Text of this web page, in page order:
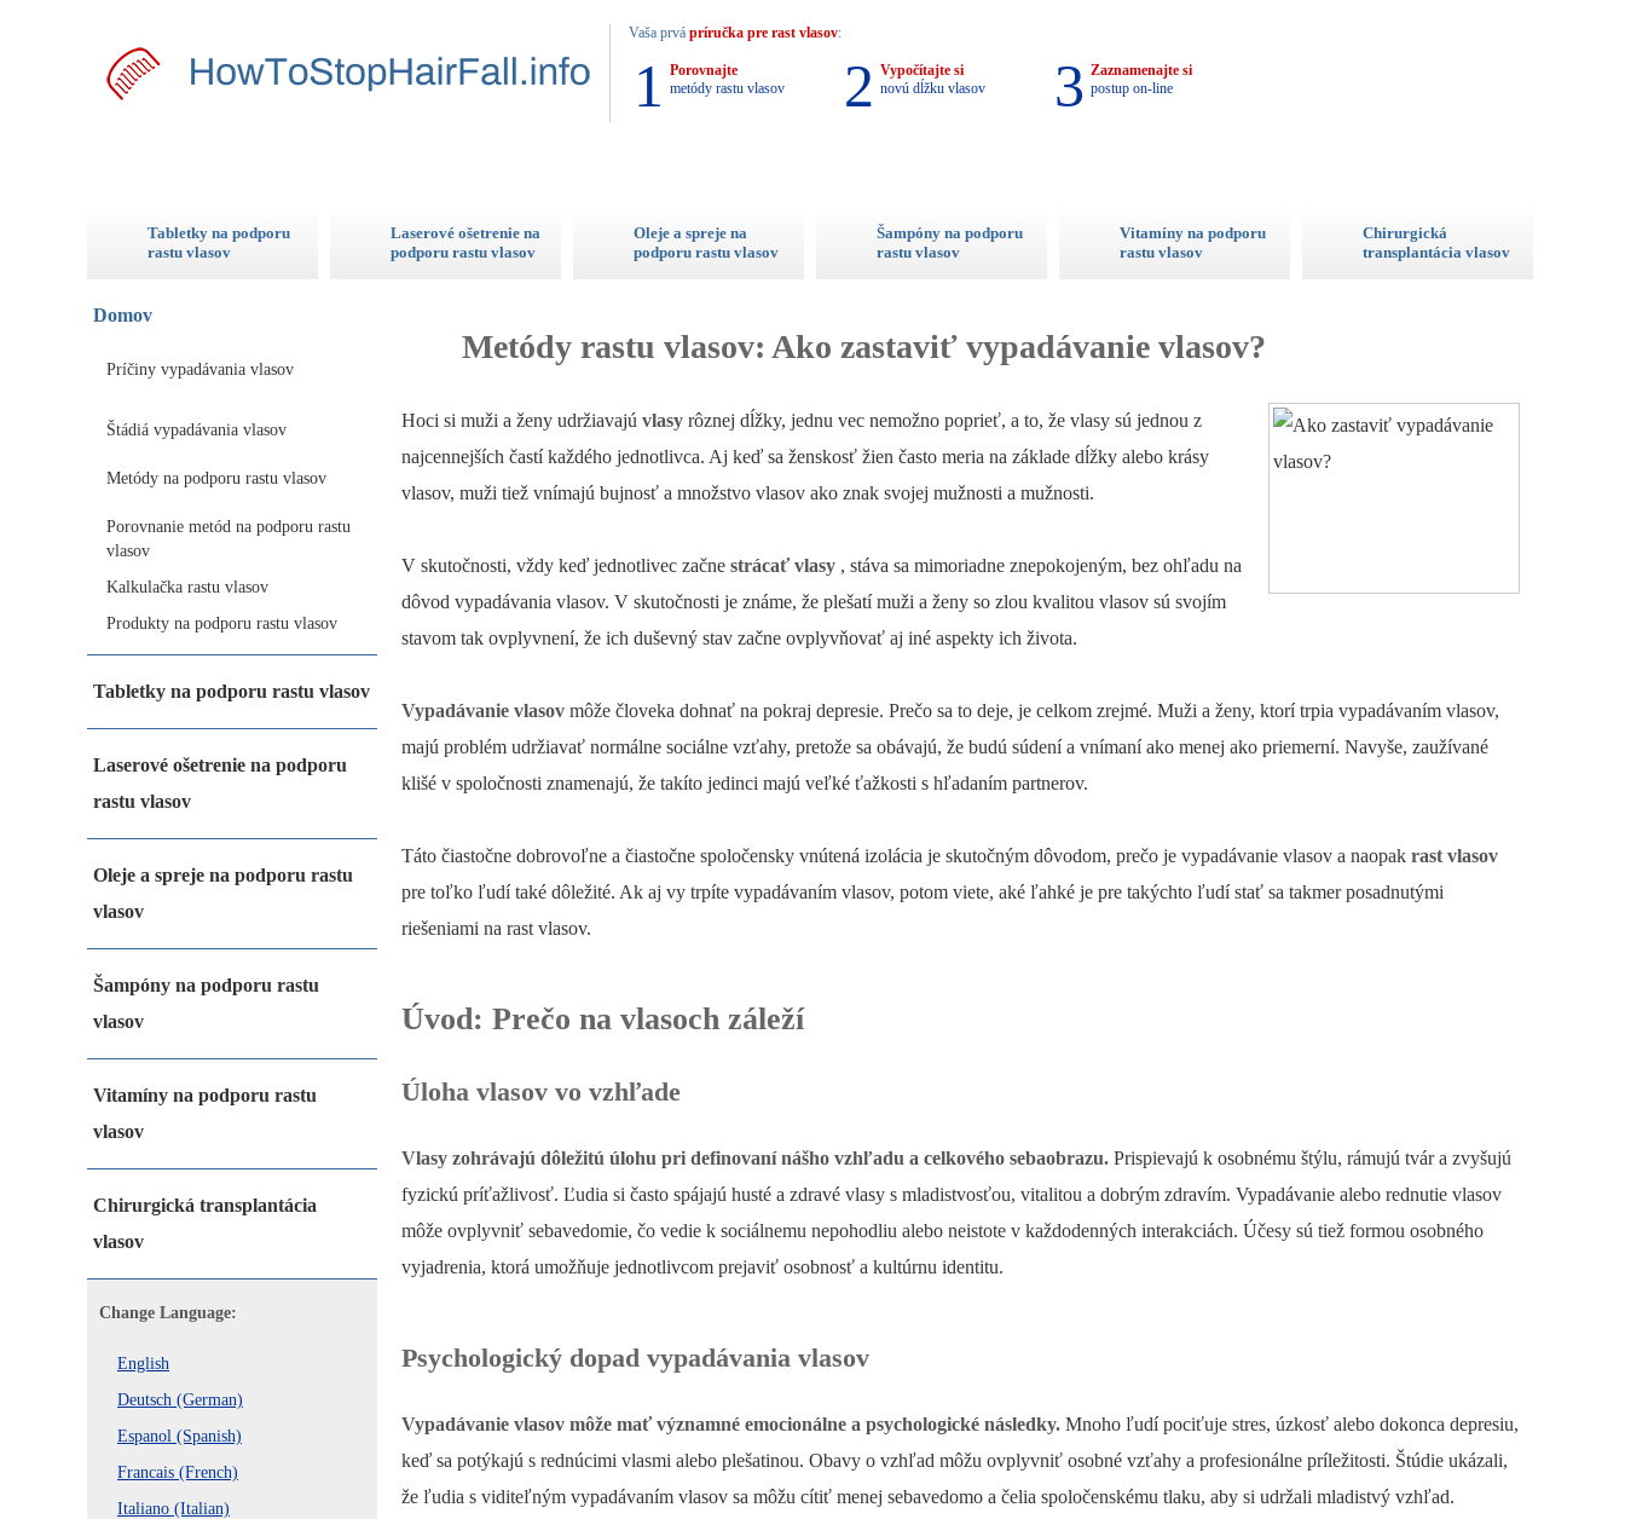
Vaša prvá príručka pre rast vlasov:
1 Porovnajte
metódy rastu vlasov
2 Vypočítajte si
novú dĺžku vlasov
3 Zaznamenajte si
postup on-line
Tabletky na podporu
rastu vlasov
Laserové ošetrenie na
podporu rastu vlasov
Oleje a spreje na
podporu rastu vlasov
Šampóny na podporu
rastu vlasov
Vitamíny na podporu
rastu vlasov
Chirurgická
transplantácia vlasov
Domov
Príčiny vypadávania vlasov
Štádiá vypadávania vlasov
Metódy na podporu rastu vlasov
Porovnanie metód na podporu rastu
vlasov
Kalkulačka rastu vlasov
Produkty na podporu rastu vlasov
Tabletky na podporu rastu vlasov
Laserové ošetrenie na podporu
rastu vlasov
Oleje a spreje na podporu rastu
vlasov
Šampóny na podporu rastu
vlasov
Vitamíny na podporu rastu
vlasov
Chirurgická transplantácia
vlasov
Change Language:
English
Deutsch (German)
Espanol (Spanish)
Francais (French)
Italiano (Italian)
Metódy rastu vlasov: Ako zastaviť vypadávanie vlasov?
Hoci si muži a ženy udržiavajú vlasy rôznej dĺžky, jednu vec nemožno poprieť, a to, že vlasy sú jednou z
najcennejších častí každého jednotlivca. Aj keď sa ženskosť žien často meria na základe dĺžky alebo krásy
vlasov, muži tiež vnímajú bujnosť a množstvo vlasov ako znak svojej mužnosti a mužnosti.
V skutočnosti, vždy keď jednotlivec začne strácať vlasy , stáva sa mimoriadne znepokojeným, bez ohľadu na
dôvod vypadávania vlasov. V skutočnosti je známe, že plešatí muži a ženy so zlou kvalitou vlasov sú svojím
stavom tak ovplyvnení, že ich duševný stav začne ovplyvňovať aj iné aspekty ich života.
Vypadávanie vlasov môže človeka dohnať na pokraj depresie. Prečo sa to deje, je celkom zrejmé. Muži a ženy, ktorí trpia vypadávaním vlasov,
majú problém udržiavať normálne sociálne vzťahy, pretože sa obávajú, že budú súdení a vnímaní ako menej ako priemerní. Navyše, zaužívané
klišé v spoločnosti znamenajú, že takíto jedinci majú veľké ťažkosti s hľadaním partnerov.
Táto čiastočne dobrovoľne a čiastočne spoločensky vnútená izolácia je skutočným dôvodom, prečo je vypadávanie vlasov a naopak rast vlasov
pre toľko ľudí také dôležité. Ak aj vy trpíte vypadávaním vlasov, potom viete, aké ľahké je pre takýchto ľudí stať sa takmer posadnutými
riešeniami na rast vlasov.
Úvod: Prečo na vlasoch záleží
Úloha vlasov vo vzhľade
Vlasy zohrávajú dôležitú úlohu pri definovaní nášho vzhľadu a celkového sebaobrazu. Prispievajú k osobnému štýlu, rámujú tvár a zvyšujú
fyzickú príťažlivosť. Ľudia si často spájajú husté a zdravé vlasy s mladistvosťou, vitalitou a dobrým zdravím. Vypadávanie alebo rednutie vlasov
môže ovplyvniť sebavedomie, čo vedie k sociálnemu nepohodliu alebo neistote v každodenných interakciách. Účesy sú tiež formou osobného
vyjadrenia, ktorá umožňuje jednotlivcom prejaviť osobnosť a kultúrnu identitu.
Psychologický dopad vypadávania vlasov
Vypadávanie vlasov môže mať významné emocionálne a psychologické následky. Mnoho ľudí pociťuje stres, úzkosť alebo dokonca depresiu,
keď sa potýkajú s rednúcimi vlasmi alebo plešatinou. Obavy o vzhľad môžu ovplyvniť osobné vzťahy a profesionálne príležitosti. Štúdie ukázali,
že ľudia s viditeľným vypadávaním vlasov sa môžu cítiť menej sebavedomo a čelia spoločenskému tlaku, aby si udržali mladistvý vzhľad.